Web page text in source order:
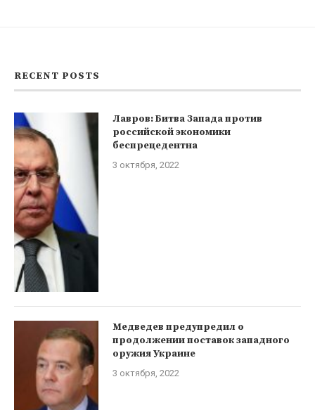
RECENT POSTS
Лавров: Битва Запада против
российской экономики
беспрецедентна
3 октября, 2022
Медведев предупредил о
продолжении поставок западного
оружия Украине
3 октября, 2022